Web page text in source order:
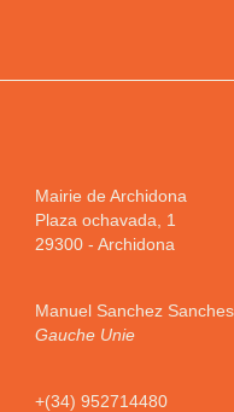
Mairie de Archidona
Plaza ochavada, 1
29300- Archidona
Manuel Sanchez Sanches
Gauche Unie
+(34) 952714480